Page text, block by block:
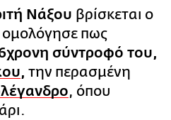
Νάξου βρίσκεται ο
ομολόγησε πως
σύντροφό του,
, την περασμένη
, όπου